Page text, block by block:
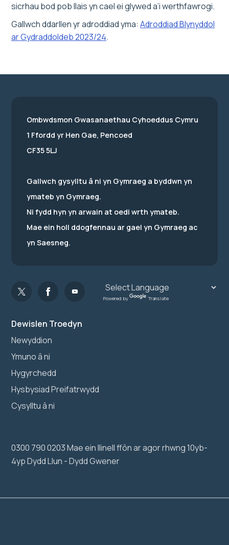
sicrhau bod pob llais yn cael ei glywed a’i werthfawrogi.
Gallwch ddarllen yr adroddiad yma: Adroddiad Blynyddol
ar Gydraddoldeb 2023/24.
Dewislen Troedyn
Newyddion
Ymuno â ni
Hygyrchedd
Hysbysiad Preifatrwydd
Cysylltu â ni
0300 790 0203 Mae ein llinell ffôn ar agor rhwng 10yb-
4yp Dydd Llun - Dydd Gwener
Ombwdsmon Gwasanaethau Cyhoeddus Cymru
1 Ffordd yr Hen Gae, Pencoed
CF35 5LJ
Gallwch gysylltu â ni yn Gymraeg a byddwn yn
ymateb yn Gymraeg.
Ni fydd hyn yn arwain at oedi wrth ymateb.
Mae ein holl ddogfennau ar gael yn Gymraeg ac
yn Saesneg.
Powered by Translate